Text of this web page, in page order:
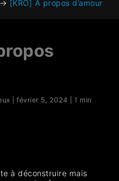
→ [KRO] A propos d’amour
|février 5, 2024
1 min
à déconstruire mais